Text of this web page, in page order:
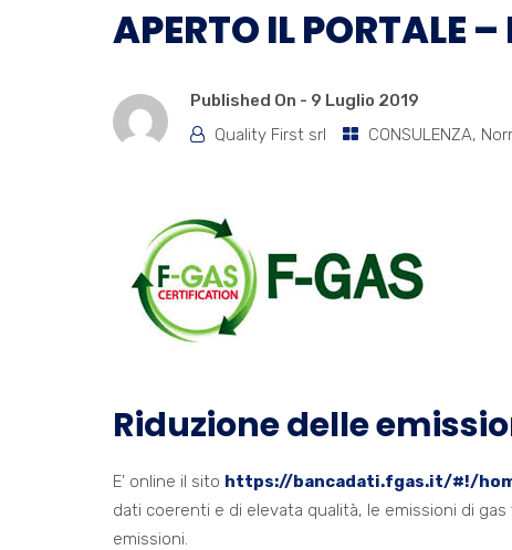
APERTO IL PORTALE
Published On - 9 Luglio 2019
Quality First srl
CONSULENZA,
Riduzione delle
E’ online il sito https://bancadati.fgas.it/#!/
dati coerenti e di elevata qualità, le emissioni di
emissioni.